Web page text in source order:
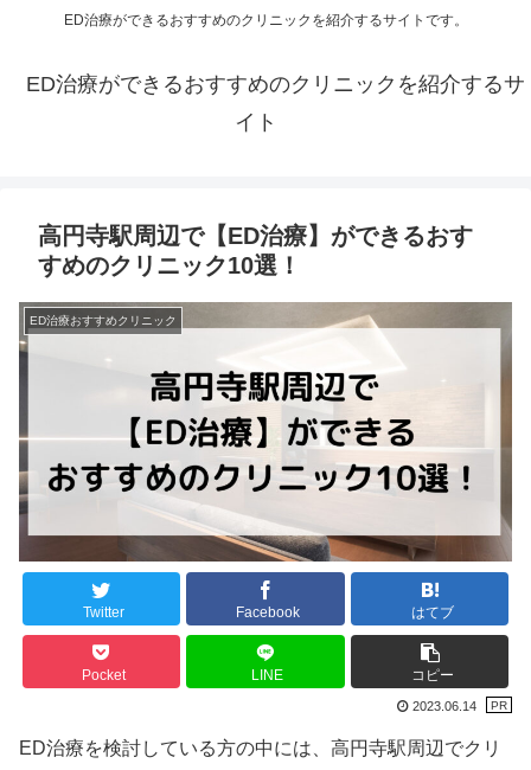
ED治療ができるおすすめのクリニックを紹介するサイトです。
ED治療ができるおすすめのクリニックを紹介するサ
イト
高円寺駅周辺で【ED治療】ができるおす
すめのクリニック10選！
ED治療おすすめクリニック
Twitter Facebook はてブ
Pocket LINE コピー
2023.06.14
ED治療を検討している方の中には、高円寺駅周辺でクリ